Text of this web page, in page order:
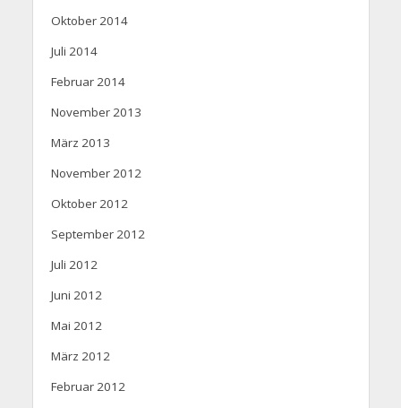
Oktober 2014
Juli 2014
Februar 2014
November 2013
März 2013
November 2012
Oktober 2012
September 2012
Juli 2012
Juni 2012
Mai 2012
März 2012
Februar 2012